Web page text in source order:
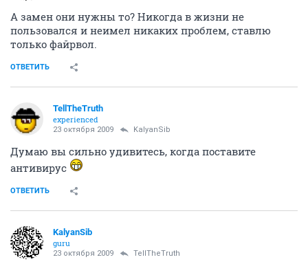
А замен они нужны то? Никогда в жизни не
пользовался и неимел никаких проблем, ставлю
только файрвол.
ОТВЕТИТЬ
TellTheTruth
experienced
23 октября 2009 KalyanSib
Думаю вы сильно удивитесь, когда поставите
антивирус
ОТВЕТИТЬ
KalyanSib
guru
23 октября 2009 TellTheTruth